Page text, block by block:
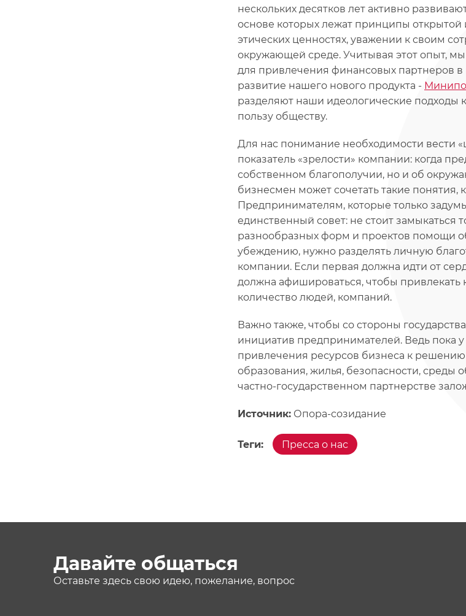
нескольких десятков лет активно
основе которых лежат принципы
этических ценностях, уважении к своим
окружающей среде. Учитывая этот опыт,
для привлечения финансовых партнеров
развитие нашего нового продукта -
разделяют наши идеологические подходы
пользу обществу.
Для нас понимание необходимости вести
показатель «зрелости» компании: когда
собственном благополучии, но и об
бизнесмен может сочетать такие понятия,
Предпринимателям, которые только
единственный совет: не стоит замыкаться
разнообразных форм и проектов помощи
убеждению, нужно разделять личную
компании. Если первая должна идти от
должна афишироваться, чтобы
количество людей, компаний.
Важно также, чтобы со стороны
инициатив предпринимателей. Ведь пока
привлечения ресурсов бизнеса к
образования, жилья, безопасности, среды
частно-государственном партнерстве
Источник: Опора-созидание
Теги: Пресса о нас
Давайте общаться
Оставьте здесь свою идею, пожелание, вопрос